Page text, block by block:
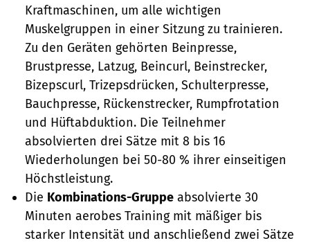
Kraftmaschinen, um alle wichtigen
Muskelgruppen in einer Sitzung zu trainieren.
Zu den Geräten gehörten Beinpresse,
Brustpresse, Latzug, Beincurl, Beinstrecker,
Bizepscurl, Trizepsdrücken, Schulterpresse,
Bauchpresse, Rückenstrecker, Rumpfrotation
und Hüftabduktion. Die Teilnehmer
absolvierten drei Sätze mit 8 bis 16
Wiederholungen bei 50-80 % ihrer einseitigen
Höchstleistung.
Die Kombinations-Gruppe absolvierte 30
Minuten aerobes Training mit mäßiger bis
starker Intensität und anschließend zwei Sätze